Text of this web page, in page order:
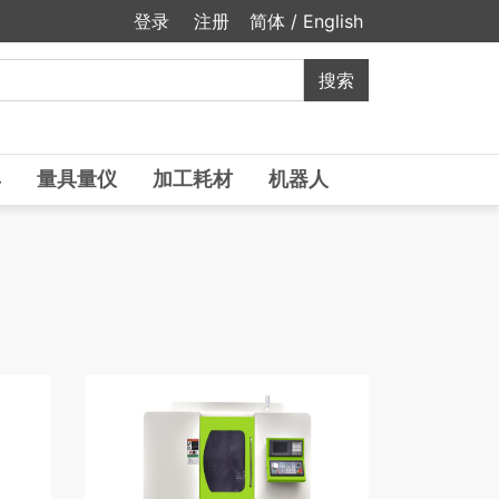
登录 注册 简体 / English
量具量仪 加工耗材 机器人